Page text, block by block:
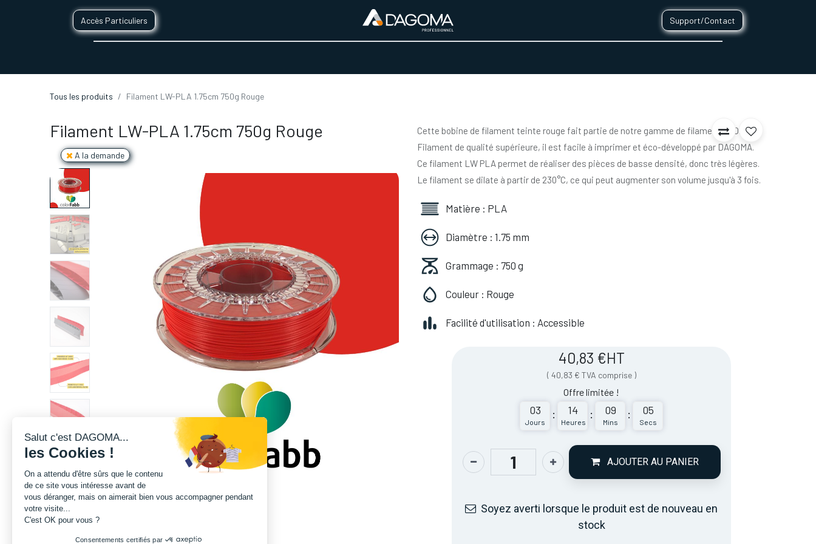
Accès Particuliers Support/Contact
Tous les produits Filament LW-PLA 1.75cm 750g Rouge
Filament LW-PLA 1.75cm 750g Rouge
A la demande
Cette bobine de filament teinte rouge fait partie de notre gamme de filament PRO.
Filament de qualité supérieure, il est facile à imprimer et éco-développé par DAGOMA.
Ce filament LW PLA permet de réaliser des pièces de basse densité, donc très légères.
Le filament se dilate à partir de 230°C, ce qui peut augmenter son volume jusqu'à 3 fois.
Matière : PLA
Diamètre : 1.75 mm
Grammage : 750 g
Couleur : Rouge
Facilité d'utilisation : Accessible
40,83 €HT
( 40,83 € TVA comprise )
Offre limitée !
03
Jours
: 14
Heures
: 09
Mins
: 05
Secs
AJOUTER AU PANIER
Soyez averti lorsque le produit est de nouveau en
stock
Salut c'est DAGOMA...
les Cookies !
On a attendu d'être sûrs que le contenu
de ce site vous intéresse avant de
vous déranger, mais on aimerait bien vous accompagner pendant
votre visite...
C'est OK pour vous ?
Consentements certifiés par